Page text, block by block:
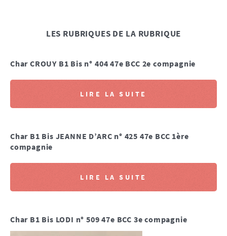
LES RUBRIQUES DE LA RUBRIQUE
Char CROUY B1 Bis n° 404 47e BCC 2e compagnie
LIRE LA SUITE
Char B1 Bis JEANNE D’ARC n° 425 47e BCC 1ère
compagnie
LIRE LA SUITE
Char B1 Bis LODI n° 509 47e BCC 3e compagnie